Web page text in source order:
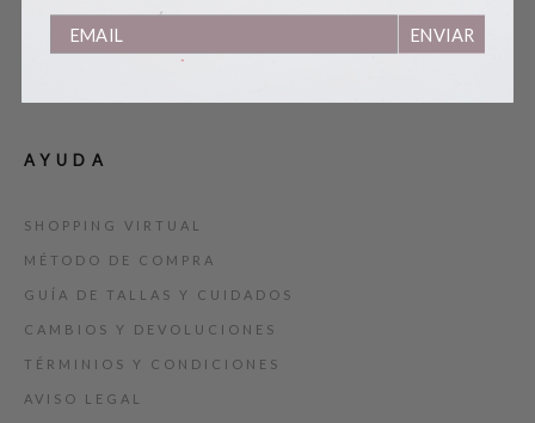
CONTACTO
AYUDA
SHOPPING VIRTUAL
MÉTODO DE COMPRA
GUÍA DE TALLAS Y CUIDADOS
CAMBIOS Y DEVOLUCIONES
TÉRMINIOS Y CONDICIONES
AVISO LEGAL
ENVIAR